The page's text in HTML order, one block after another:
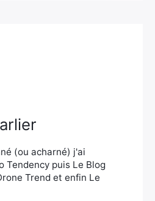
(ou acharné) j'ai
Tendency puis Le Blog
Trend et enfin Le